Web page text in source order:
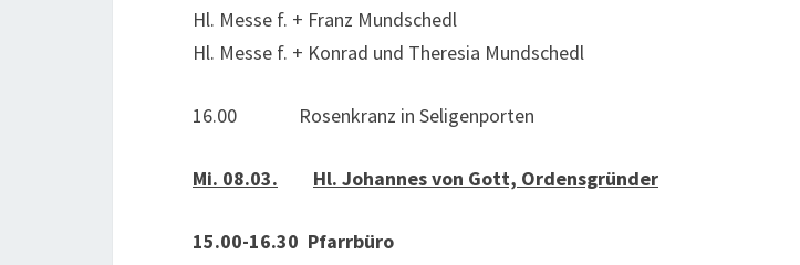
Hl. Messe f. + Franz Mundschedl
Hl. Messe f. + Konrad und Theresia Mundschedl
16.00 Rosenkranz in Seligenporten
Mi. 08.03. Hl. Johannes von Gott, Ordensgründer
15.00-16.30 Pfarrbüro